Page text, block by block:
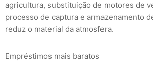
agricultura, substituição de motores de
processo de captura e armazenamento
reduz o material da atmosfera.
Empréstimos mais baratos